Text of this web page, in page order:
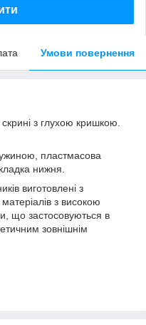
Умови повернення
з глухою кришкою.
пластмасова
нижня.
виготовлені з
з високою
що застосовуються в
зовнішнім